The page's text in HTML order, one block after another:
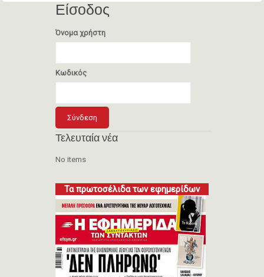
Είσοδος
Όνομα χρήστη
Κωδικός
Τελευταία νέα
No items
Τα πρωτοσέλιδα των εφημερίδων